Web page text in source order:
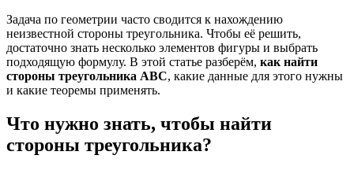
Задача по геометрии часто сводится к нахождению
неизвестной стороны треугольника. Чтобы её решить,
достаточно знать несколько элементов фигуры и выбрать
подходящую формулу. В этой статье разберём, как найти
стороны треугольника ABC, какие данные для этого нужны
и какие теоремы применять.
Что нужно знать, чтобы найти
стороны треугольника?